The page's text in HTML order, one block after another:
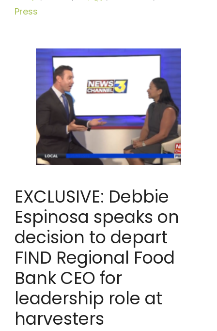
সমূহ
Press
EXCLUSIVE: Debbie
Espinosa speaks on
decision to depart
FIND Regional Food
Bank CEO for
leadership role at
harvesters